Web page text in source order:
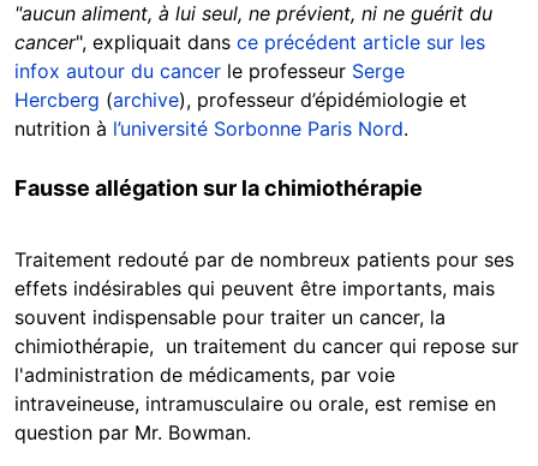
"aucun aliment, à lui seul, ne prévient, ni ne guérit du
cancer", expliquait dans ce précédent article sur les
infox autour du cancer le professeur Serge
Hercberg (archive), professeur d’épidémiologie et
nutrition à l’université Sorbonne Paris Nord.
Fausse allégation sur la chimiothérapie
Traitement redouté par de nombreux patients pour ses
effets indésirables qui peuvent être importants, mais
souvent indispensable pour traiter un cancer, la
chimiothérapie, un traitement du cancer qui repose sur
l'administration de médicaments, par voie
intraveineuse, intramusculaire ou orale, est remise en
question par Mr. Bowman.